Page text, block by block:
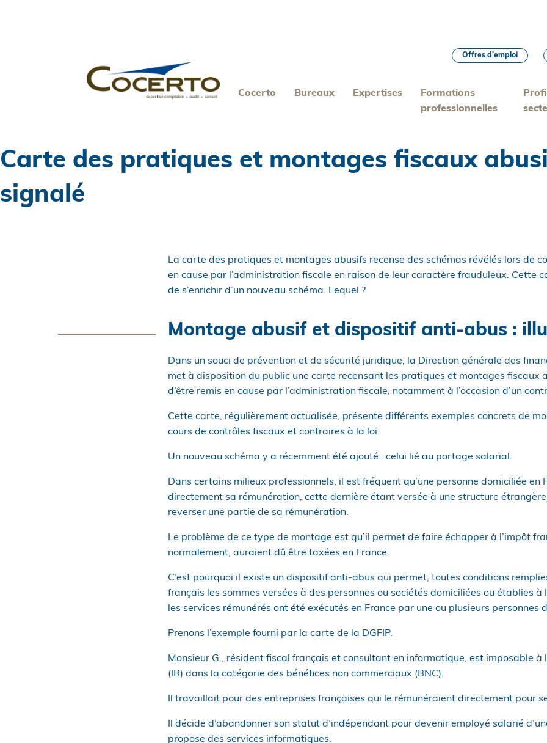
Cocerto Bureaux Expertises
Formations
professionnelles
Offres d’emploi
Carte des pratiques et montages fiscaux
signalé
La carte des pratiques et montages abusifs recense des schémas révélés lors de
en cause par l’administration fiscale en raison de leur caractère frauduleux. Cette
de s’enrichir d’un nouveau schéma. Lequel ?
Montage abusif et dispositif anti-abus :
Dans un souci de prévention et de sécurité juridique, la Direction générale des
met à disposition du public une carte recensant les pratiques et montages fiscaux
d’être remis en cause par l’administration fiscale, notamment à l’occasion d’un
Cette carte, régulièrement actualisée, présente différents exemples concrets de
cours de contrôles fiscaux et contraires à la loi.
Un nouveau schéma y a récemment été ajouté : celui lié au portage salarial.
Dans certains milieux professionnels, il est fréquent qu’une personne domiciliée en
directement sa rémunération, cette dernière étant versée à une structure
reverser une partie de sa rémunération.
Le problème de ce type de montage est qu’il permet de faire échapper à l’impôt
normalement, auraient dû être taxées en France.
C’est pourquoi il existe un dispositif anti-abus qui permet, toutes conditions
français les sommes versées à des personnes ou sociétés domiciliées ou établies à
les services rémunérés ont été exécutés en France par une ou plusieurs personnes
Prenons l’exemple fourni par la carte de la DGFIP.
Monsieur G., résident fiscal français et consultant en informatique, est imposable à
(IR) dans la catégorie des bénéfices non commerciaux (BNC).
Il travaillait pour des entreprises françaises qui le rémunéraient directement pour
Il décide d’abandonner son statut d’indépendant pour devenir employé salarié
propose des services informatiques.